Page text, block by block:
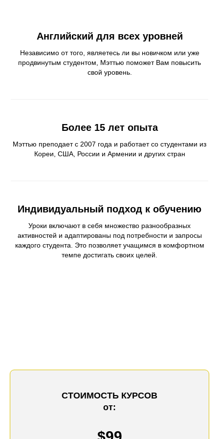
Английский для всех уровней
Независимо от того, являетесь ли вы новичком или уже
продвинутым студентом, Мэттью поможет Вам повысить
свой уровень.
Более 15 лет опыта
Мэттью преподает с 2007 года и работает со студентами из
Кореи, США, России и Армении и других стран
Индивидуальный подход к обучению
Уроки включают в себя множество разнообразных
активностей и адаптированы под потребности и запросы
каждого студента. Это позволяет учащимся в комфортном
темпе достигать своих целей.
СТОИМОСТЬ КУРСОВ
от: